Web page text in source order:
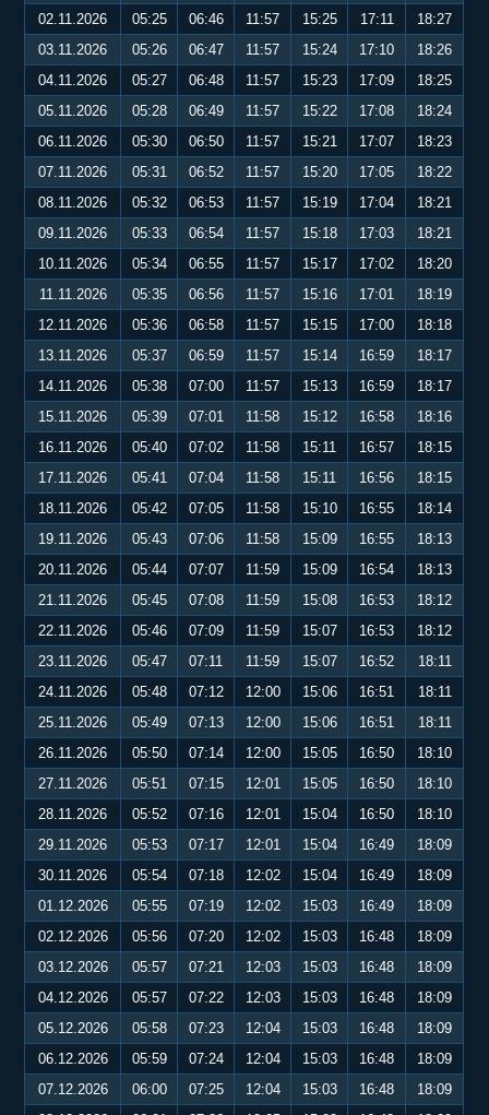
02.11.2026 05:25 06:46 11:57 15:25 17:11
18:27
03.11.2026
05:26 06:47 11:57 15:24 17:10
18:26
04.11.2026
05:27 06:48 11:57 15:23 17:09
18:25
05.11.2026
05:28 06:49 11:57 15:22 17:08
18:24
06.11.2026
05:30 06:50 11:57 15:21 17:07
18:23
07.11.2026
05:31 06:52 11:57 15:20 17:05
18:22
08.11.2026
05:32 06:53 11:57 15:19 17:04
18:21
09.11.2026
05:33 06:54 11:57 15:18 17:03
18:21
10.11.2026
05:34 06:55 11:57 15:17 17:02
18:20
11.11.2026
05:35 06:56 11:57 15:16 17:01
18:19
12.11.2026
05:36 06:58 11:57 15:15 17:00
18:18
13.11.2026
05:37 06:59 11:57 15:14 16:59
18:17
14.11.2026
05:38 07:00 11:57 15:13 16:59
18:17
15.11.2026
05:39 07:01 11:58 15:12 16:58
18:16
16.11.2026
05:40 07:02 11:58 15:11 16:57
18:15
17.11.2026
05:41 07:04 11:58 15:11 16:56
18:15
18.11.2026
05:42 07:05 11:58 15:10 16:55
18:14
19.11.2026
05:43 07:06 11:58 15:09 16:55
18:13
20.11.2026
05:44 07:07 11:59 15:09 16:54
18:13
21.11.2026
05:45 07:08 11:59 15:08 16:53
18:12
22.11.2026
05:46 07:09 11:59 15:07 16:53
18:12
23.11.2026
05:47 07:11 11:59 15:07 16:52
18:11
24.11.2026
05:48 07:12 12:00 15:06 16:51
18:11
25.11.2026
05:49 07:13 12:00 15:06 16:51
18:11
26.11.2026
05:50 07:14 12:00 15:05 16:50
18:10
27.11.2026
05:51 07:15 12:01 15:05 16:50
18:10
28.11.2026
05:52 07:16 12:01 15:04 16:50
18:10
29.11.2026
05:53 07:17 12:01 15:04 16:49
18:09
30.11.2026
05:54 07:18 12:02 15:04 16:49
18:09
01.12.2026
05:55 07:19 12:02 15:03 16:49
18:09
02.12.2026
05:56 07:20 12:02 15:03 16:48
18:09
03.12.2026
05:57 07:21 12:03 15:03 16:48
18:09
04.12.2026
05:57 07:22 12:03 15:03 16:48
18:09
05.12.2026
05:58 07:23 12:04 15:03 16:48
18:09
06.12.2026
05:59 07:24 12:04 15:03 16:48
18:09
07.12.2026
06:00 07:25 12:04 15:03 16:48
18:09